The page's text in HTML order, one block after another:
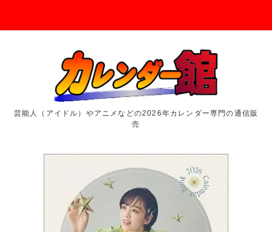
芸能人（アイドル）やアニメなどの2026年カレンダー専門の通信販
売